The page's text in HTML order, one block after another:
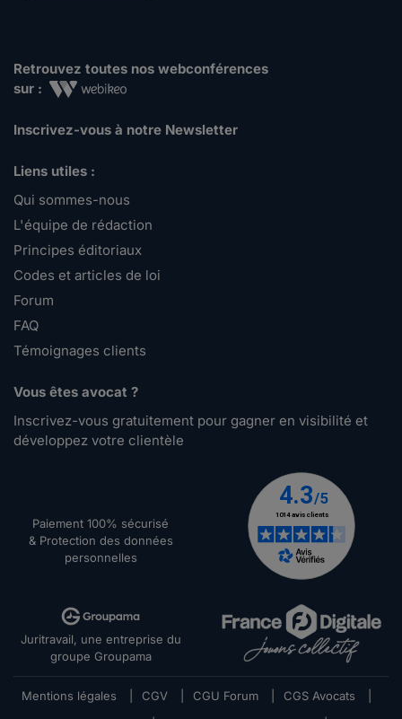
Retrouvez toutes nos webconférences
sur :
Inscrivez-vous à notre Newsletter
Liens utiles :
Qui sommes-nous
L'équipe de rédaction
Principes éditoriaux
Codes et articles de loi
Forum
FAQ
Témoignages clients
Vous êtes avocat ?
Inscrivez-vous gratuitement pour gagner en visibilité et
développez votre clientèle
Paiement 100% sécurisé
& Protection des données
personnelles
Juritravail, une entreprise du
groupe Groupama
Mentions légales CGV CGU Forum CGS Avocats